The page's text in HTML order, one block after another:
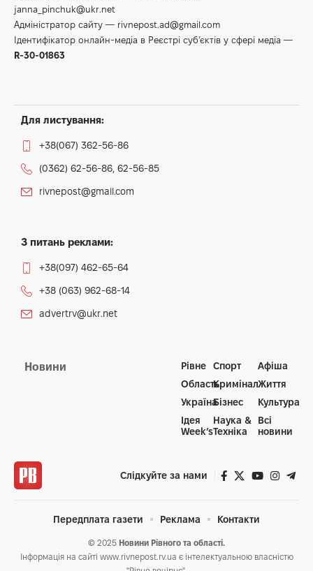
janna_pinchuk@ukr.net
Адміністратор сайту — rivnepost.ad@gmail.com
Ідентифікатор онлайн-медіа в Реєстрі суб’єктів у сфері медіа —
R-30-01863
Для листування:
+38(067) 362-56-86
(0362) 62-56-86, 62-56-85
rivnepost@gmail.com
З питань реклами:
+38(097) 462-65-64
+38 (063) 962-68-14
advertrv@ukr.net
Новини
Рівне
Область
Україна
Ідея
Week’s
Спорт
Кримінал
Бізнес
Наука &
Техніка
Афіша
Життя
Культура
Всі
новини
Слідкуйте за нами
© 2025 Новини Рівного та області.
Інформація на сайті www.rivnepost.rv.ua є інтелектуальною власністю
Передплата газети Реклама Контакти